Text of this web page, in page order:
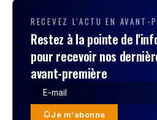
RECEVEZ L'ACTU EN AVANT-
Restez à la pointe de
pour recevoir nos
avant-première
Je m'abonne